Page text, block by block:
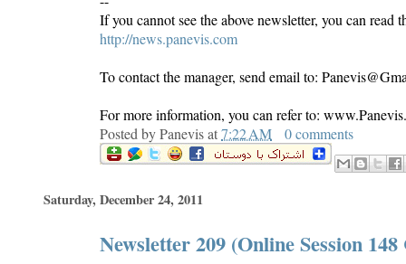
If you cannot see the above newsletter, you can read
http://news.panevis.com
To contact the manager, send email to:
For more information, you can refer to:
Posted byPanevis at7:22 AM 0 comments
Saturday, December 24, 2011
Newsletter 209 (Online Session